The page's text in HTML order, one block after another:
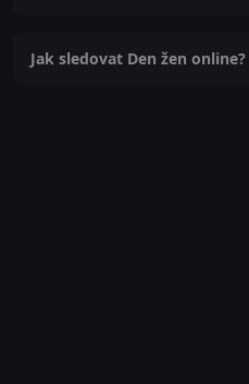
Jak sledovat Den žen online?